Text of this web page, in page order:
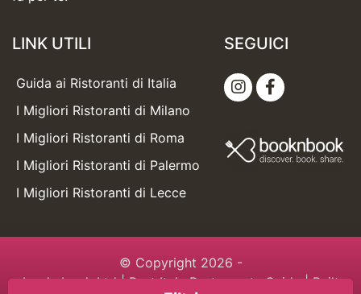
LINK UTILI
Guida ai Ristoranti di Italia
I Migliori Ristoranti di Milano
I Migliori Ristoranti di Roma
I Migliori Ristoranti di Palermo
I Migliori Ristoranti di Lecce
SEGUICI
© Copyright 2026 -
booknbook Ltd| Best Italy Restaurants Guide | Built